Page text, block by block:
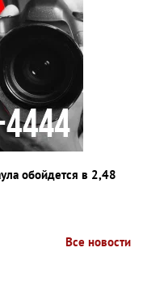
обойдется в 2,48
Все новости